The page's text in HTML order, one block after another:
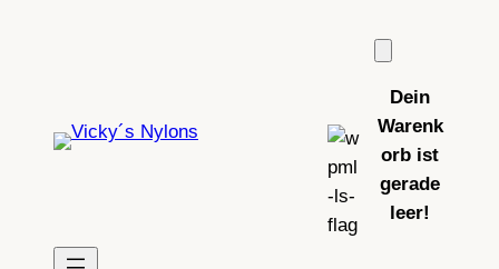
Dein
Warenk
orb ist
gerade
leer!